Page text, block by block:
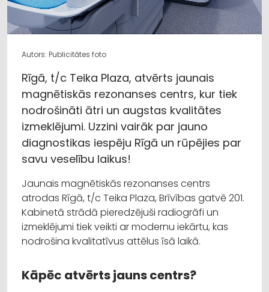
Autors: Publicitātes foto
Rīgā, t/c Teika Plaza, atvērts jaunais
magnētiskās rezonanses centrs, kur tiek
nodrošināti ātri un augstas kvalitātes
izmeklējumi. Uzzini vairāk par jauno
diagnostikas iespēju Rīgā un rūpējies par
savu veselību laikus!
Jaunais magnētiskās rezonanses centrs
atrodas Rīgā, t/c Teika Plaza, Brīvības gatvē 201.
Kabinetā strādā pieredzējuši radiogrāfi un
izmeklējumi tiek veikti ar modernu iekārtu, kas
nodrošina kvalitatīvus attēlus īsā laikā.
Kāpēc atvērts jauns centrs?